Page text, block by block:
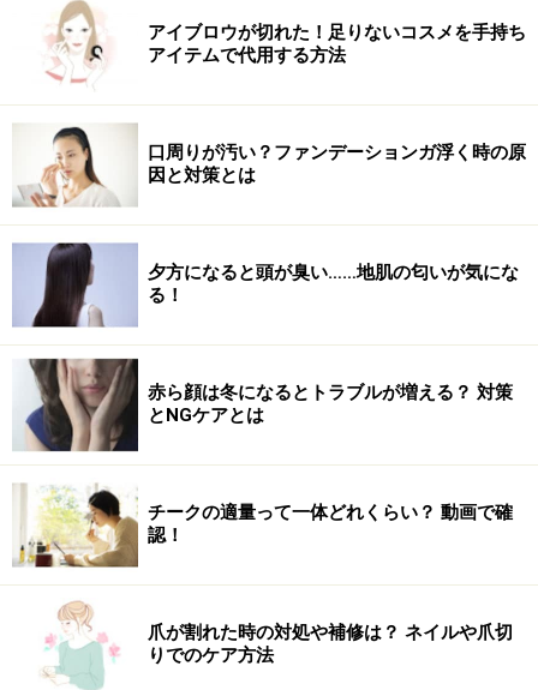
そして最大の魅力が、塗った瞬間に感じる“ひんやり
感”。暑い日のメイクでは、重たい質感のリップを負担に
感じることもありますが、こちらは清涼感のある使い心
地で、気分までリフレッシュできそうです。なお、筆者
は、アイシーブルーの方がよりひんやりするように感じ
ました。
軽やかなツヤ感と清涼感を同時に楽しめるため、バッグ
に入れておけば外出先での乾燥対策やメイク直しにも活
躍してくれそうです。乾燥しやすい夏の唇をいたわりな
がら、涼しげな印象のリップメイクを楽しみたい人は、
ぜひチェックしてみてください。
※記事内容は執筆時点のものです。最新の内容をご確認くださ
い。
※個人の体質、また、誤った方法による実践に起因して肌荒れや
不調を引き起こす場合があります。実践の際には、必ず自身の体
質及び健康状態を十分に考慮し、正しい方法で行ってください。
また、全ての方への有効性を保証するものではありません。
【編集部おすすめの購入サイト】
アイブロウが切れた！足りないコスメを手持ち
アイテムで代用する方法
口周りが汚い？ファンデーションガ浮く時の原
因と対策とは
夕方になると頭が臭い……地肌の匂いが気にな
る！
赤ら顔は冬になるとトラブルが増える？ 対策
とNGケアとは
チークの適量って一体どれくらい？ 動画で確
認！
爪が割れた時の対処や補修は？ ネイルや爪切
りでのケア方法